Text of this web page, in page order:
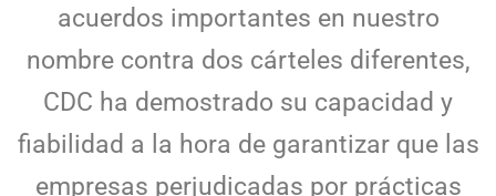
acuerdos importantes en nuestro
nombre contra dos cárteles diferentes,
CDC ha demostrado su capacidad y
fiabilidad a la hora de garantizar que las
empresas perjudicadas por prácticas